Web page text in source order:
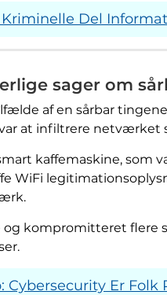
Kriminelle Del
sager om
af en sårbar
at infiltrere
kaffemaskine, som
WiFi
og kompromitteret
Cybersecurity Er